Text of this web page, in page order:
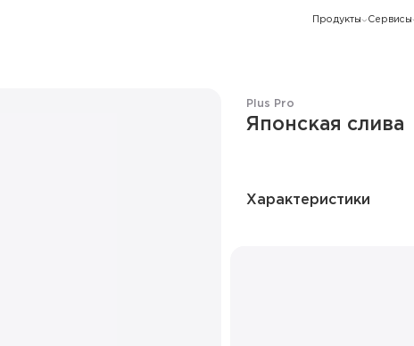
Продукты Сервисы
Plus Pro
Японская слива
Характеристики